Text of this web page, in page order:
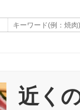
近く